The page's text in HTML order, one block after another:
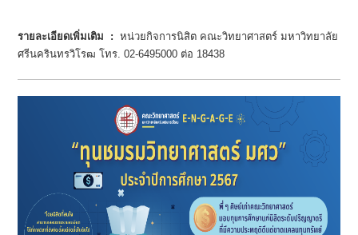
รายละเอียดเพิ่มเติม : หน่วยกิจการนิสิต คณะวิทยาศาสตร์ มหาวิทยาลัย
ศรีนครินทรวิโรฒ โทร. 02-6495000 ต่อ 18438